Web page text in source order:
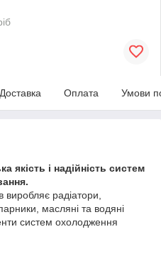
Доставка Оплата Умови
якість і надійність систем
виробляє радіатори,
масляні та водяні
систем охолодження